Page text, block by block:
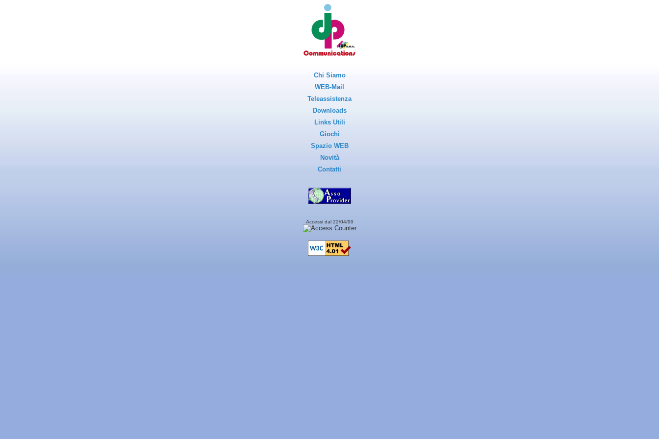
Chi Siamo
WEB-Mail
Teleassistenza
Downloads
Links Utili
Giochi
Spazio WEB
Novità
Contatti
Accessi dal 22/04/99